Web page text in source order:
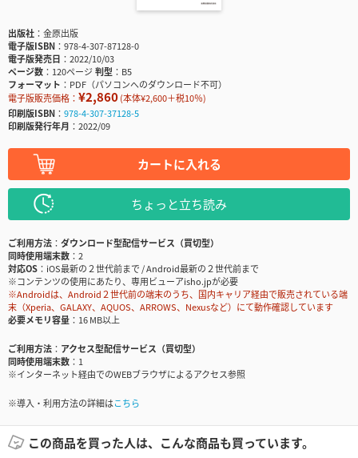
出版社
金原出版
電子版ISBN
978-4-307-87128-0
電子版発売日
2022/10/03
ページ数
120ページ判型
B5
フォーマット
PDF（パソコンへのダウンロード不可）
電子版販売価格： ¥2,860(本体¥2,600＋税10％)
印刷版ISBN
978-4-307-37128-5
印刷版発行年月
2022/09
カートに入れる
ちょっと立ち読み
ご利用方法
ダウンロード型配信サービス（買切型）
同時使用端末数
2
対応OS
iOS最新の２世代前まで / Android最新の２世代前まで
※コンテンツの使用にあたり、専用ビューアisho.jpが必要
※Androidは、Android２世代前の端末のうち、国内キャリア経由で販売されている端
末（Xperia、GALAXY、AQUOS、ARROWS、Nexusなど）にて動作確認しています
必要メモリ容量
16 MB以上
ご利用方法
アクセス型配信サービス（買切型）
同時使用端末数
1
※インターネット経由でのWEBブラウザによるアクセス参照
※導入・利用方法の詳細はこちら
この商品を買った人は、こんな商品も買っています。